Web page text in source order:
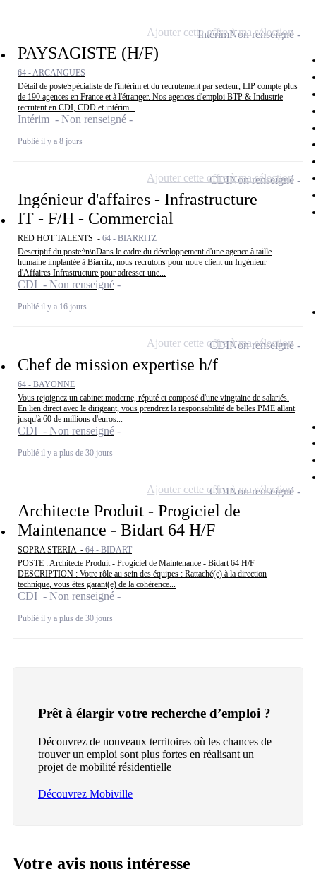
PAYSAGISTE (H/F)
64 - ARCANGUES
Détail de posteSpécialiste de l'intérim et du recrutement par secteur, LIP compte plus
de 190 agences en France et à l'étranger. Nos agences d'emploi BTP & Industrie
recrutent en CDI, CDD et intérim...
Intérim - Non renseigné
Publié il y a 8 jours
IntérimNon renseigné
Ajouter cette offre à ma sélection
Ingénieur d'affaires - Infrastructure
IT - F/H - Commercial
RED HOT TALENTS - 64 - BIARRITZ
Descriptif du poste:\n\nDans le cadre du développement d'une agence à taille
humaine implantée à Biarritz, nous recrutons pour notre client un Ingénieur
d'Affaires Infrastructure pour adresser une...
CDI - Non renseigné
Publié il y a 16 jours
CDINon renseigné
Ajouter cette offre à ma sélection
Chef de mission expertise h/f
64 - BAYONNE
Vous rejoignez un cabinet moderne, réputé et composé d'une vingtaine de salariés.
En lien direct avec le dirigeant, vous prendrez la responsabilité de belles PME allant
jusqu'à 60 de millions d'euros...
CDI - Non renseigné
Publié il y a plus de 30 jours
CDINon renseigné
Ajouter cette offre à ma sélection
Architecte Produit - Progiciel de
Maintenance - Bidart 64 H/F
SOPRA STERIA - 64 - BIDART
POSTE : Architecte Produit - Progiciel de Maintenance - Bidart 64 H/F
DESCRIPTION : Votre rôle au sein des équipes : Rattaché(e) à la direction
technique, vous êtes garant(e) de la cohérence...
CDI - Non renseigné
Publié il y a plus de 30 jours
CDINon renseigné
Ajouter cette offre à ma sélection
Prêt à élargir votre recherche d’emploi ?
Découvrez de nouveaux territoires où les chances de
trouver un emploi sont plus fortes en réalisant un
projet de mobilité résidentielle
Découvrez Mobiville
Votre avis nous intéresse